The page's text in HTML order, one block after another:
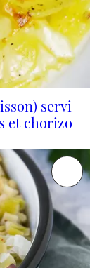
servi
et chorizo